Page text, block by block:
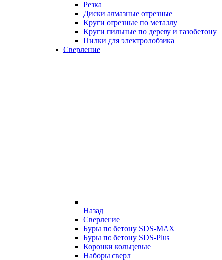
Резка
Диски алмазные отрезные
Круги отрезные по металлу
Круги пильные по дереву и газобетону
Пилки для электролобзика
Сверление
Назад
Сверление
Буры по бетону SDS-MAX
Буры по бетону SDS-Plus
Коронки кольцевые
Наборы сверл